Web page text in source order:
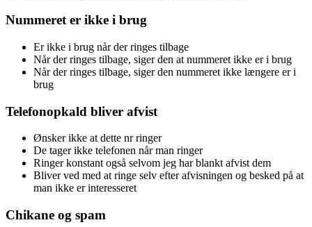
Nummeret er ikke i brug
Er ikke i brug når der ringes tilbage
Når der ringes tilbage, siger den at nummeret ikke er i brug
Når der ringes tilbage, siger den nummeret ikke længere er i
brug
Telefonopkald bliver afvist
Ønsker ikke at dette nr ringer
De tager ikke telefonen når man ringer
Ringer konstant også selvom jeg har blankt afvist dem
Bliver ved med at ringe selv efter afvisningen og besked på at
man ikke er interesseret
Chikane og spam